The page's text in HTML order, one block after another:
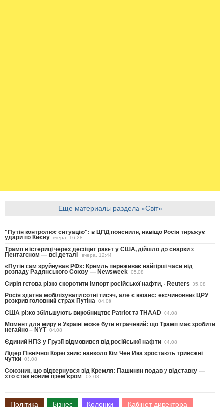
Еще материалы раздела «Світ»
"Путін контролює ситуацію": в ЦПД пояснили, навіщо Росія тиражує
удари по Києву вчера, 16:28
Трамп в істериці через дефіцит ракет у США, дійшло до сварки з
Пентагоном — всі деталі вчера, 12:44
«Путін сам зруйнував РФ»: Кремль переживає найгірші часи від
розпаду Радянського Союзу — Newsweek 05.08
Сирія готова різко скоротити імпорт російської нафти, - Reuters 05.08
Росія здатна мобілізувати сотні тисяч, але є нюанс: ексчиновник ЦРУ
розкрив головний страх Путіна 04.08
США різко збільшують виробництво Patriot та THAAD 04.08
Момент для миру в Україні може бути втрачений: що Трамп має зробити
негайно – NYT 04.08
Єдиний НПЗ у Грузії відмовився від російської нафти 04.08
Лідер Північної Кореї зник: навколо Кім Чен Ина зростають тривожні
чутки 03.08
Союзник, що відвернувся від Кремля: Пашинян подав у відставку —
хто став новим прем’єром 03.08
Політика Бізнес Колонки Кабінет директора